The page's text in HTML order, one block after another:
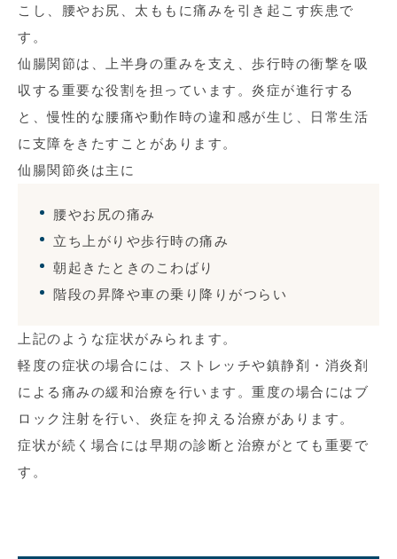
こし、腰やお尻、太ももに痛みを引き起こす疾患で
す。
仙腸関節は、上半身の重みを支え、歩行時の衝撃を吸
収する重要な役割を担っています。炎症が進行する
と、慢性的な腰痛や動作時の違和感が生じ、日常生活
に支障をきたすことがあります。
仙腸関節炎は主に
腰やお尻の痛み
立ち上がりや歩行時の痛み
朝起きたときのこわばり
階段の昇降や車の乗り降りがつらい
上記のような症状がみられます。
軽度の症状の場合には、ストレッチや鎮静剤・消炎剤
による痛みの緩和治療を行います。重度の場合にはブ
ロック注射を行い、炎症を抑える治療があります。
症状が続く場合には早期の診断と治療がとても重要で
す。